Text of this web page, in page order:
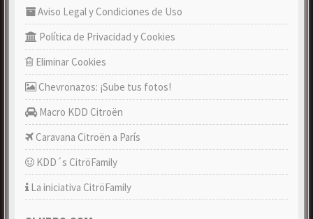
Aviso Legal y Condiciones de Uso
Política de Privacidad y Cookies
Eliminar Cookies
Chevronazos: ¡Sube tus fotos!
Macro KDD Citroën
Caravana Citroën a París
KDD´s CitröFamily
La iniciativa CitröFamily